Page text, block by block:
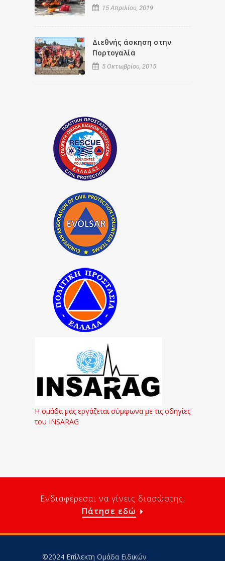
15 Απριλίου, 2019
Διεθνής άσκηση στην
Πορτογαλία
5 Οκτωβρίου, 2015
Η ομάδα μας εργάζεται σύμφωνα με τις οδηγίες
του INSARAG
Ενδιαφέρεσαι να γίνεις διασώστης;
Πάτησε εδώ
©2024 Επίλεκτη Ομάδα Ειδικών